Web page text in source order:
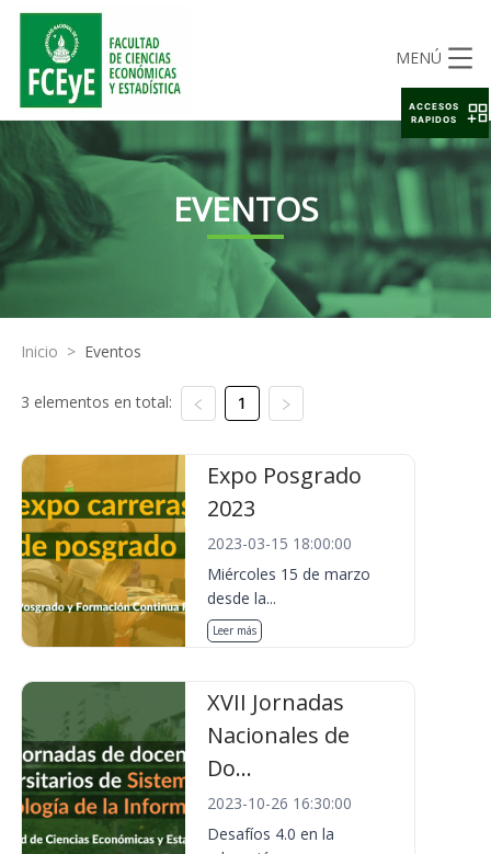
MENÚ
EVENTOS
Inicio > Eventos
3 elementos en total: 1
Expo Posgrado
2023
2023-03-15 18:00:00
Miércoles 15 de marzo
desde la...
Leer más
XVII Jornadas
Nacionales de
Do...
2023-10-26 16:30:00
Desafíos 4.0 en la
ACCESOS
RAPIDOS